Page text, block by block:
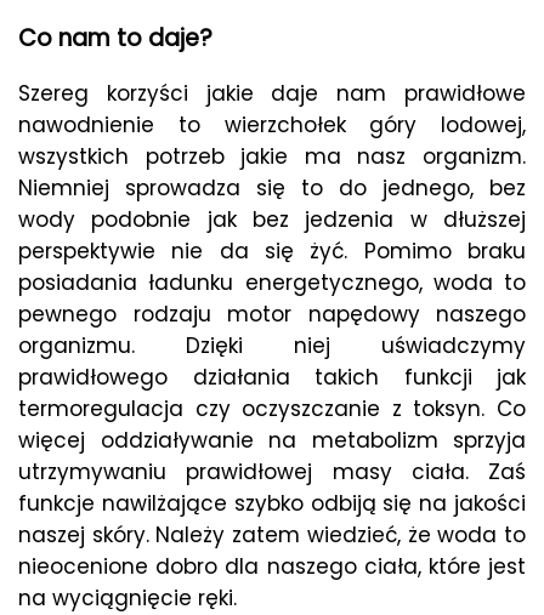
Co nam to daje?
Szereg korzyści jakie daje nam prawidłowe
nawodnienie to wierzchołek góry lodowej,
wszystkich potrzeb jakie ma nasz organizm.
Niemniej sprowadza się to do jednego, bez
wody podobnie jak bez jedzenia w dłuższej
perspektywie nie da się żyć. Pomimo braku
posiadania ładunku energetycznego, woda to
pewnego rodzaju motor napędowy naszego
organizmu. Dzięki niej uświadczymy
prawidłowego działania takich funkcji jak
termoregulacja czy oczyszczanie z toksyn. Co
więcej oddziaływanie na metabolizm sprzyja
utrzymywaniu prawidłowej masy ciała. Zaś
funkcje nawilżające szybko odbiją się na jakości
naszej skóry. Należy zatem wiedzieć, że woda to
nieocenione dobro dla naszego ciała, które jest
na wyciągnięcie ręki.